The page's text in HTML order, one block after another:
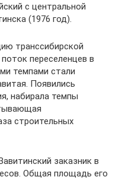
с центральной
(1976 год).
транссибирской
переселенцев в
темпами стали
Появились
набирала темпы
строительных
заказник в
Общая площадь его